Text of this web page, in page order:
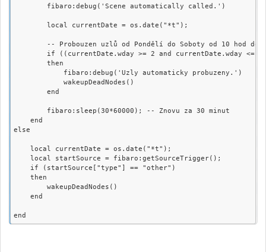
        fibaro:debug('Scene automatically called.')
        local currentDate = os.date("*t");
-- Probouzen uzlů od Pondělí do Soboty od 10 hod do
if ((currentDate.wday >= 2 and currentDate.wday <=
        then
            fibaro:debug('Uzly automaticky probuzeny.')
            wakeupDeadNodes()
        end
        fibaro:sleep(30*60000); -- Znovu za 30 minut
    end
else
    local currentDate = os.date("*t");
    local startSource = fibaro:getSourceTrigger();
    if (startSource["type"] == "other")
    then
        wakeupDeadNodes()
    end